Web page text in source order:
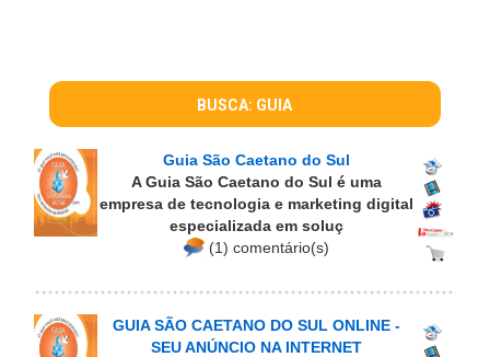
BUSCA: GUIA
Guia São Caetano do Sul
A Guia São Caetano do Sul é uma
empresa de tecnologia e marketing digital
especializada em soluç
(1) comentário(s)
GUIA SÃO CAETANO DO SUL ONLINE -
SEU ANÚNCIO NA INTERNET